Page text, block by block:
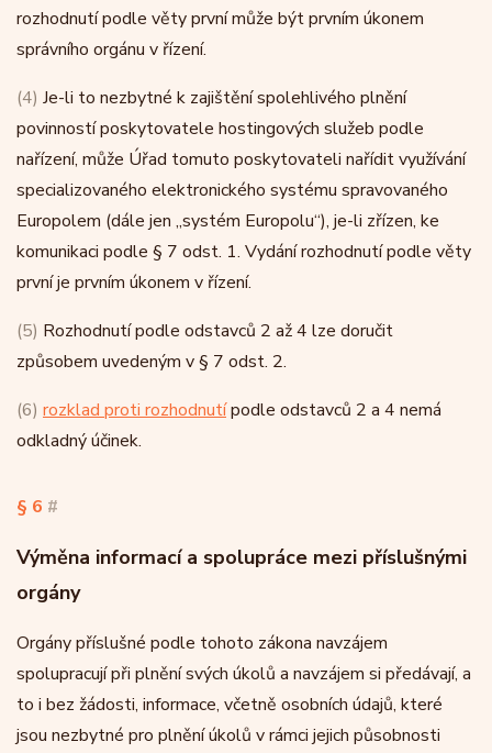
rozhodnutí podle věty první může být prvním úkonem
správního orgánu v řízení.
(4) Je-li to nezbytné k zajištění spolehlivého plnění
povinností poskytovatele hostingových služeb podle
nařízení, může Úřad tomuto poskytovateli nařídit využívání
specializovaného elektronického systému spravovaného
Europolem (dále jen „systém Europolu“), je-li zřízen, ke
komunikaci podle § 7 odst. 1. Vydání rozhodnutí podle věty
první je prvním úkonem v řízení.
(5) Rozhodnutí podle odstavců 2 až 4 lze doručit
způsobem uvedeným v § 7 odst. 2.
(6) rozklad proti rozhodnutípodle odstavců 2 a 4 nemá
odkladný účinek.
§ 6 #
Výměna informací a spolupráce mezi příslušnými
orgány
Orgány příslušné podle tohoto zákona navzájem
spolupracují při plnění svých úkolů a navzájem si předávají, a
to i bez žádosti, informace, včetně osobních údajů, které
jsou nezbytné pro plnění úkolů v rámci jejich působnosti